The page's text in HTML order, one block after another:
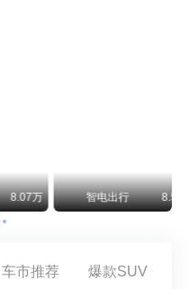
出行 8.54万 智电出行
车市推荐 爆款SUV